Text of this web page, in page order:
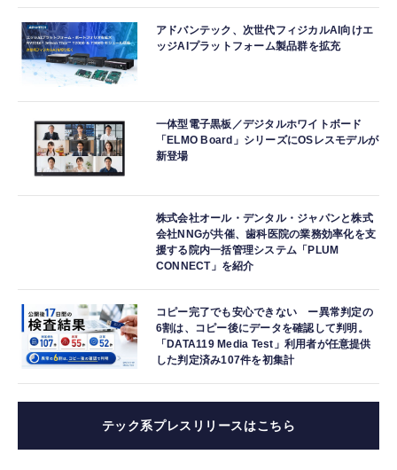
アドバンテック、次世代フィジカルAI向けエ
ッジAIプラットフォーム製品群を拡充
一体型電子黒板／デジタルホワイトボード
「ELMO Board」シリーズにOSレスモデルが
新登場
株式会社オール・デンタル・ジャパンと株式
会社NNGが共催、歯科医院の業務効率化を支
援する院内一括管理システム「PLUM
CONNECT」を紹介
コピー完了でも安心できない ー異常判定の
6割は、コピー後にデータを確認して判明。
「DATA119 Media Test」利用者が任意提供
した判定済み107件を初集計
テック系プレスリリースはこちら